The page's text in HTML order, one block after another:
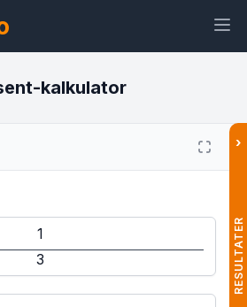
kalkulator Widget
kalkulator
›
RESULTATER